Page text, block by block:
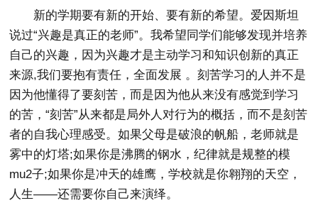
新的学期要有新的开始、要有新的希望。爱因斯坦
说过“兴趣是真正的老师”。我希望同学们能够发现并培养
自己的兴趣，因为兴趣才是主动学习和知识创新的真正
来源,我们要抱有责任，全面发展 。刻苦学习的人并不是
因为他懂得了要刻苦，而是因为他从来没有感觉到学习
的苦，“刻苦”从来都是局外人对行为的概括，而不是刻苦
者的自我心理感受。如果父母是破浪的帆船，老师就是
雾中的灯塔;如果你是沸腾的钢水，纪律就是规整的模
mu2子;如果你是冲天的雄鹰，学校就是你翱翔的天空，
人生——还需要你自己来演绎。